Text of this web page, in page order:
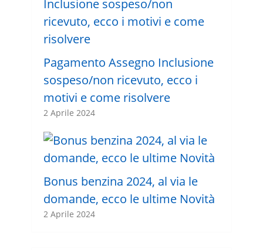
Pagamento Assegno Inclusione
sospeso/non ricevuto, ecco i
motivi e come risolvere
2 Aprile 2024
Bonus benzina 2024, al via le
domande, ecco le ultime Novità
2 Aprile 2024